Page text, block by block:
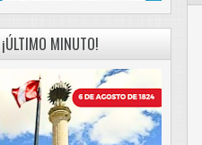
¡ÚLTIMO MINUTO!